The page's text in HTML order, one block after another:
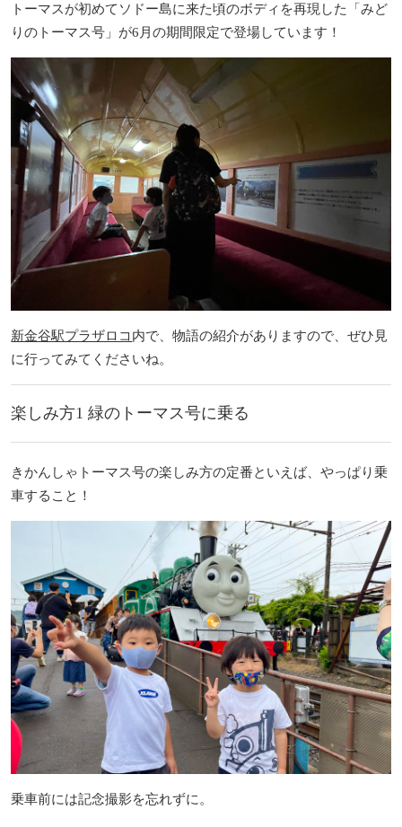
トーマスが初めてソドー島に来た頃のボディを再現した「みど
りのトーマス号」が6月の期間限定で登場しています！
新金谷駅プラザロコ 内で、物語の紹介がありますので、ぜひ見
に行ってみてくださいね。
楽しみ方1 緑のトーマス号に乗る
きかんしゃトーマス号の楽しみ方の定番といえば、やっぱり乗
車すること！
乗車前には記念撮影を忘れずに。